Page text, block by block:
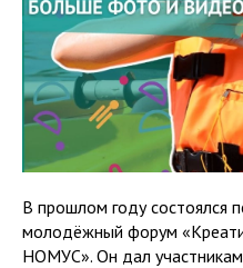
В прошлом году состоялся
молодёжный форум
НОМУС». Он дал